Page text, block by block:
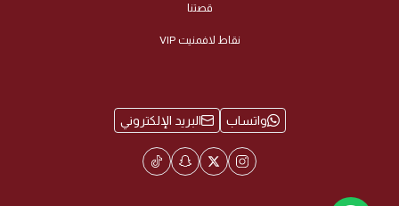
قصتنا
نقاط لافمنيت VIP
واتساب البريد الإلكتروني